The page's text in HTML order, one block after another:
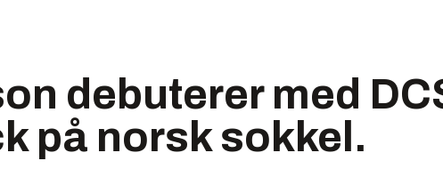
debuterer med
på norsk sokkel.